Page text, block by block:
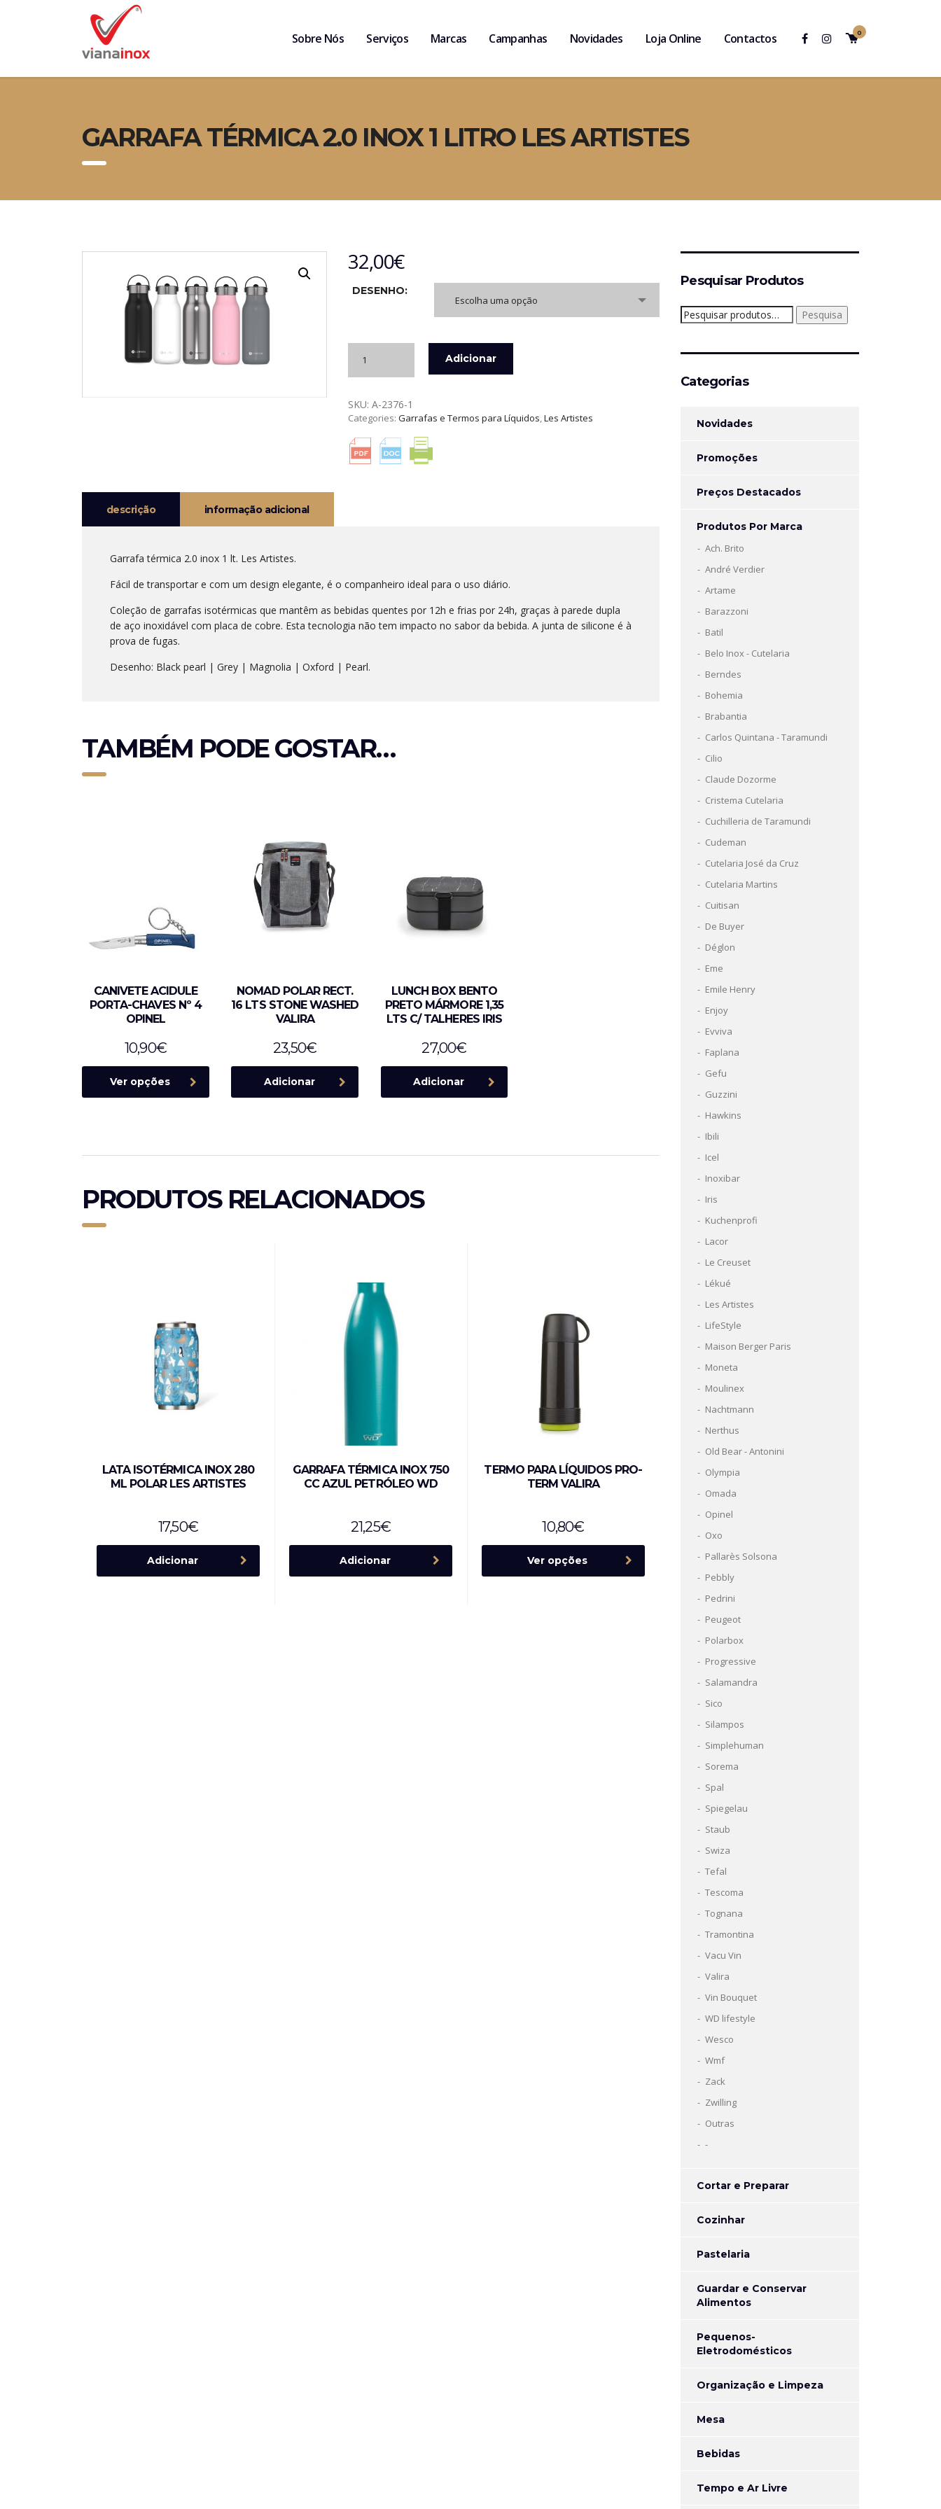
0
Sobre Nós Serviços Marcas Campanhas Novidades Loja Online Contactos
GARRAFA TÉRMICA 2.0 INOX 1 LITRO LES ARTISTES
32,00€
DESENHO:
Escolha uma opção
GARRAFA
2.0
INOX
LITRO
LES
Adicionar
SKU: A-2376-1
Categories: Garrafas e Termos para Líquidos,Les Artistes
descrição informação adicional
Garrafa térmica 2.0 inox 1 lt. Les Artistes.
Fácil de transportar e com um design elegante, é o companheiro ideal para o uso diário.
Coleção de garrafas isotérmicas que mantêm as bebidas quentes por 12h e frias por 24h, graças à parede dupla
de aço inoxidável com placa de cobre. Esta tecnologia não tem impacto no sabor da bebida. A junta de silicone é à
prova de fugas.
Desenho: Black pearl | Grey | Magnolia | Oxford | Pearl.
TAMBÉM PODE GOSTAR…
CANIVETE ACIDULE
PORTA-CHAVES Nº 4
OPINEL
10,90€
Ver opções
NOMAD POLAR RECT.
16 LTS STONE WASHED
VALIRA
23,50€
Adicionar
LUNCH BOX BENTO
PRETO MÁRMORE 1,35
LTS C/ TALHERES IRIS
27,00€
Adicionar
PRODUTOS RELACIONADOS
LATA ISOTÉRMICA INOX 280
ML POLAR LES ARTISTES
17,50€
Adicionar
GARRAFA TÉRMICA INOX 750
CC AZUL PETRÓLEO WD
21,25€
Adicionar
TERMO PARA LÍQUIDOS PRO-
TERM VALIRA
10,80€
Ver opções
Pesquisar Produtos
Pesquisar
por:
Pesquisa
Categorias
Novidades
Promoções
Preços Destacados
Produtos Por Marca
Ach. Brito
André Verdier
Artame
Barazzoni
Batil
Belo Inox - Cutelaria
Berndes
Bohemia
Brabantia
Carlos Quintana - Taramundi
Cilio
Claude Dozorme
Cristema Cutelaria
Cuchilleria de Taramundi
Cudeman
Cutelaria José da Cruz
Cutelaria Martins
Cuitisan
De Buyer
Déglon
Eme
Emile Henry
Enjoy
Evviva
Faplana
Gefu
Guzzini
Hawkins
Ibili
Icel
Inoxibar
Iris
Kuchenprofi
Lacor
Le Creuset
Lékué
Les Artistes
LifeStyle
Maison Berger Paris
Moneta
Moulinex
Nachtmann
Nerthus
Old Bear - Antonini
Olympia
Omada
Opinel
Oxo
Pallarès Solsona
Pebbly
Pedrini
Peugeot
Polarbox
Progressive
Salamandra
Sico
Silampos
Simplehuman
Sorema
Spal
Spiegelau
Staub
Swiza
Tefal
Tescoma
Tognana
Tramontina
Vacu Vin
Valira
Vin Bouquet
WD lifestyle
Wesco
Wmf
Zack
Zwilling
Outras
-
Cortar e Preparar
Cozinhar
Pastelaria
Guardar e Conservar
Alimentos
Pequenos-
Eletrodomésticos
Organização e Limpeza
Mesa
Bebidas
Tempo e Ar Livre